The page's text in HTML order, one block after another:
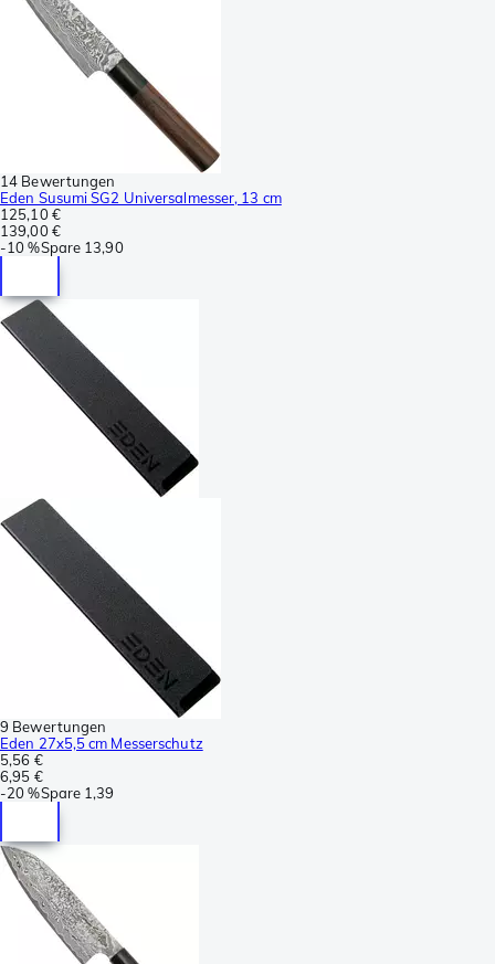
14 Bewertungen
Eden Susumi SG2 Universalmesser, 13 cm
125,10 €
139,00 €
-10 %Spare 13,90
9 Bewertungen
Eden 27x5,5 cm Messerschutz
5,56 €
6,95 €
-20 %Spare 1,39